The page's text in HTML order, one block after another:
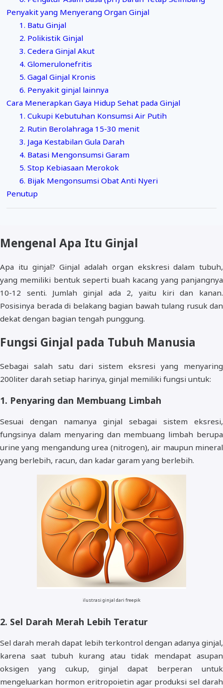
Penyakit yang Menyerang Organ Ginjal
1. Batu Ginjal
2. Polikistik Ginjal
3. Cedera Ginjal Akut
4. Glomerulonefritis
5. Gagal Ginjal Kronis
6. Penyakit ginjal lainnya
Cara Menerapkan Gaya Hidup Sehat pada Ginjal
1. Cukupi Kebutuhan Konsumsi Air Putih
2. Rutin Berolahraga 15-30 menit
3. Jaga Kestabilan Gula Darah
4. Batasi Mengonsumsi Garam
5. Stop Kebiasaan Merokok
6. Bijak Mengonsumsi Obat Anti Nyeri
Penutup
Mengenal Apa Itu Ginjal
Apa itu ginjal? Ginjal adalah organ ekskresi dalam tubuh,
yang memiliki bentuk seperti buah kacang yang panjangnya
10-12 senti. Jumlah ginjal ada 2, yaitu kiri dan kanan.
Posisinya berada di belakang bagian bawah tulang rusuk dan
dekat dengan bagian tengah punggung.
Fungsi Ginjal pada Tubuh Manusia
Sebagai salah satu dari sistem eksresi yang menyaring
200liter darah setiap harinya, ginjal memiliki fungsi untuk:
1. Penyaring dan Membuang Limbah
Sesuai dengan namanya ginjal sebagai sistem eksresi,
fungsinya dalam menyaring dan membuang limbah berupa
urine yang mengandung urea (nitrogen), air maupun mineral
yang berlebih, racun, dan kadar garam yang berlebih.
ilustrasi ginjal dari freepik
2. Sel Darah Merah Lebih Teratur
Sel darah merah dapat lebih terkontrol dengan adanya ginjal,
karena saat tubuh kurang atau tidak mendapat asupan
oksigen yang cukup, ginjal dapat berperan untuk
mengeluarkan hormon eritropoietin agar produksi sel darah